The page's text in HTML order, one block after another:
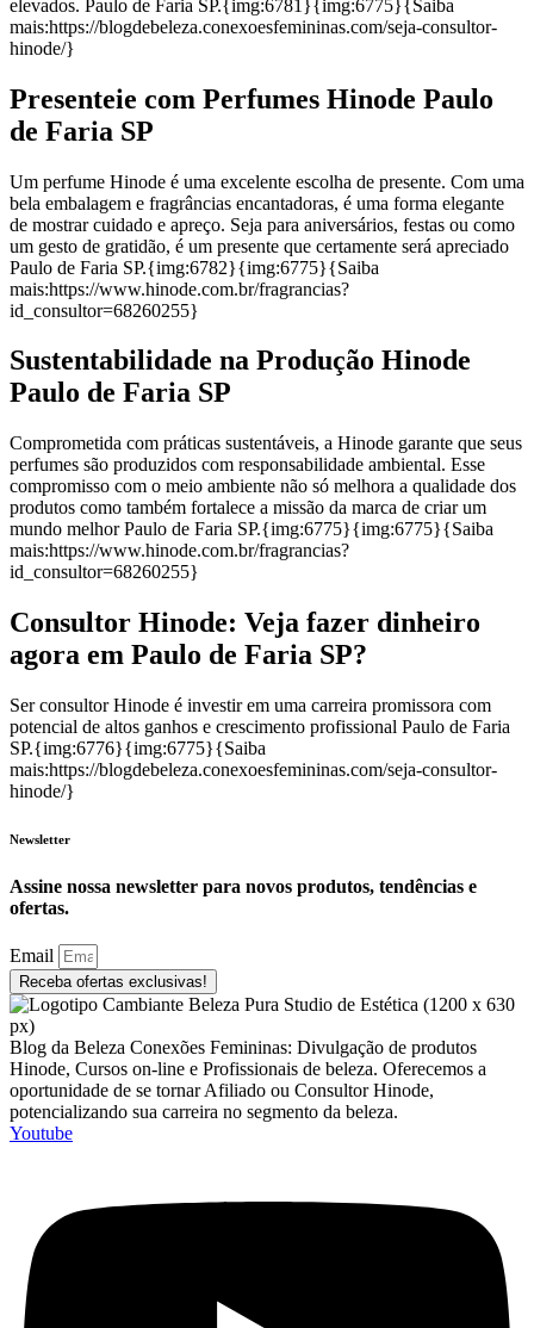
elevados. Paulo de Faria SP.{img:6781}{img:6775}{Saiba
mais:https://blogdebeleza.conexoesfemininas.com/seja-consultor-
hinode/}
Presenteie com Perfumes Hinode Paulo
de Faria SP
Um perfume Hinode é uma excelente escolha de presente. Com uma
bela embalagem e fragrâncias encantadoras, é uma forma elegante
de mostrar cuidado e apreço. Seja para aniversários, festas ou como
um gesto de gratidão, é um presente que certamente será apreciado
Paulo de Faria SP.{img:6782}{img:6775}{Saiba
mais:https://www.hinode.com.br/fragrancias?
id_consultor=68260255}
Sustentabilidade na Produção Hinode
Paulo de Faria SP
Comprometida com práticas sustentáveis, a Hinode garante que seus
perfumes são produzidos com responsabilidade ambiental. Esse
compromisso com o meio ambiente não só melhora a qualidade dos
produtos como também fortalece a missão da marca de criar um
mundo melhor Paulo de Faria SP.{img:6775}{img:6775}{Saiba
mais:https://www.hinode.com.br/fragrancias?
id_consultor=68260255}
Consultor Hinode: Veja fazer dinheiro
agora em Paulo de Faria SP?
Ser consultor Hinode é investir em uma carreira promissora com
potencial de altos ganhos e crescimento profissional Paulo de Faria
SP.{img:6776}{img:6775}{Saiba
mais:https://blogdebeleza.conexoesfemininas.com/seja-consultor-
hinode/}
Newsletter
Assine nossa newsletter para novos produtos, tendências e
ofertas.
Email
Receba ofertas exclusivas!
Blog da Beleza Conexões Femininas: Divulgação de produtos
Hinode, Cursos on-line e Profissionais de beleza. Oferecemos a
oportunidade de se tornar Afiliado ou Consultor Hinode,
potencializando sua carreira no segmento da beleza.
Youtube